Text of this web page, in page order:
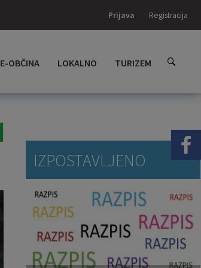
Prijava Registracija
E-OBČINA LOKALNO TURIZEM
IZPOSTAVLJENO